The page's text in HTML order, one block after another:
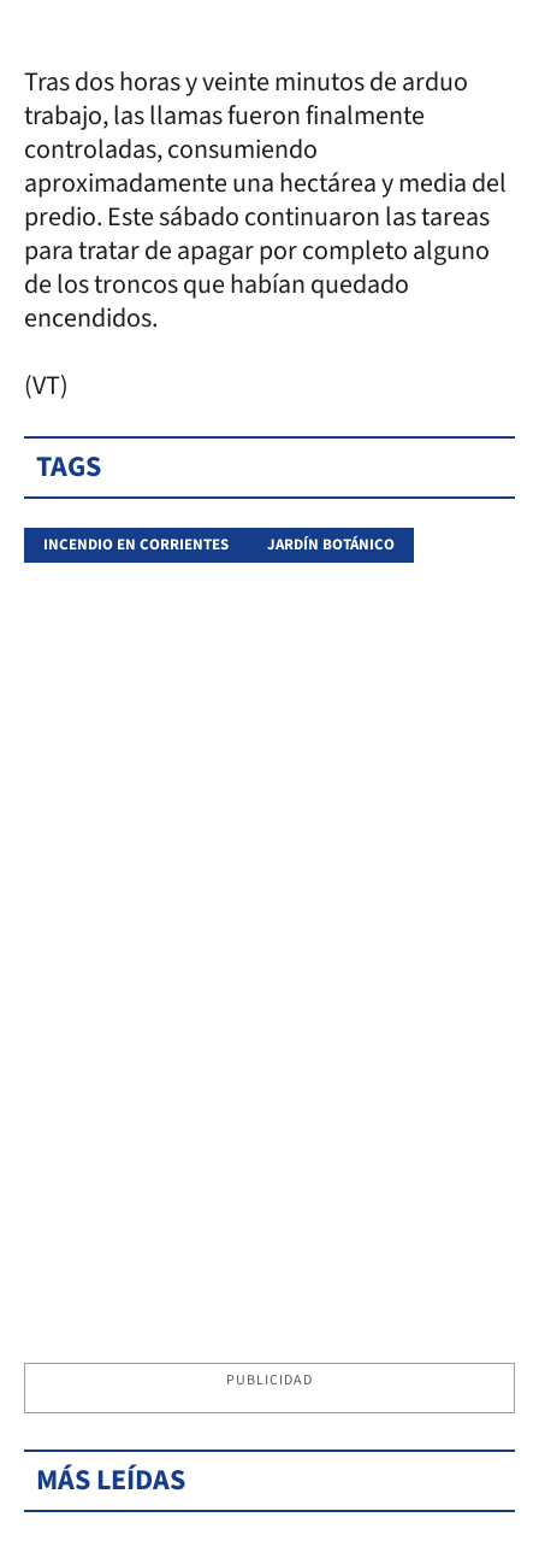
Tras dos horas y veinte minutos de arduo
trabajo, las llamas fueron finalmente
controladas, consumiendo
aproximadamente una hectárea y media del
predio. Este sábado continuaron las tareas
para tratar de apagar por completo alguno
de los troncos que habían quedado
encendidos.
(VT)
TAGS
INCENDIO EN CORRIENTES JARDÍN BOTÁNICO
PUBLICIDAD
MÁS LEÍDAS